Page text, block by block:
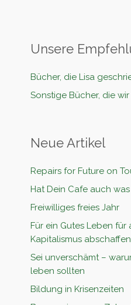
Unsere
Bücher, die Lisa
Sonstige Bücher, die
Neue Artikel
Repairs for Future on
Hat Dein Cafe auch
Freiwilliges freies Jahr
Für ein Gutes Leben für
Kapitalismus abschaffen
Sei unverschämt –
leben sollten
Bildung in Krisenzeiten